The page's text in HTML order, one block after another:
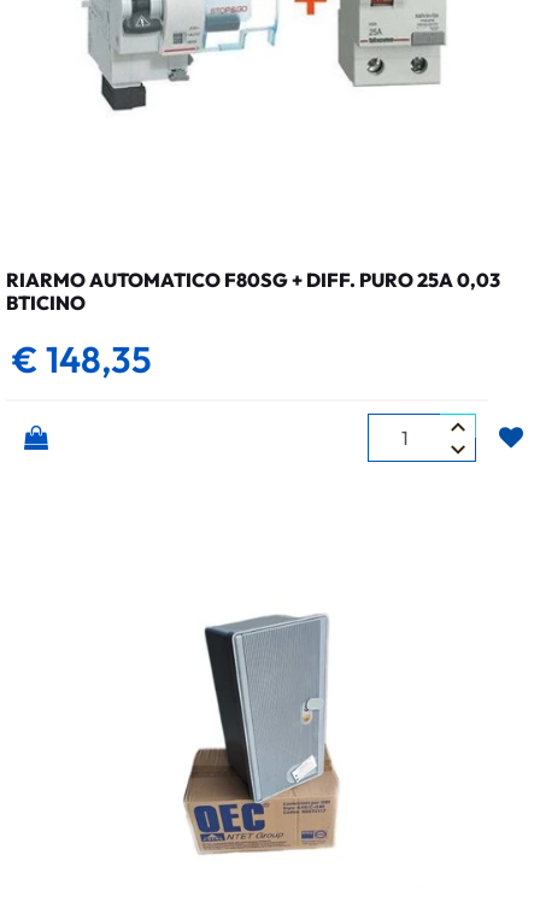
RIARMO AUTOMATICO F80SG + DIFF. PURO 25A 0,03
BTICINO
€ 148,35
Quantità